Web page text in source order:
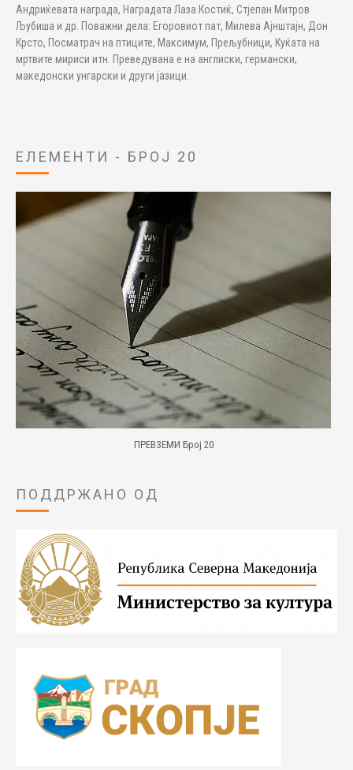
Андриќевата награда, Наградата Лаза Костиќ, Стјепан Митров
Љубиша и др. Поважни дела: Егоровиот пат, Милева Ајнштајн, Дон
Крсто, Посматрач на птиците, Максимум, Прељубници, Куќата на
мртвите мириси итн. Преведувана е на англиски, германски,
македонски унгарски и други јазици.
ЕЛЕМЕНТИ - БРОЈ 20
ПРЕВЗЕМИ Број 20
ПОДДРЖАНО ОД